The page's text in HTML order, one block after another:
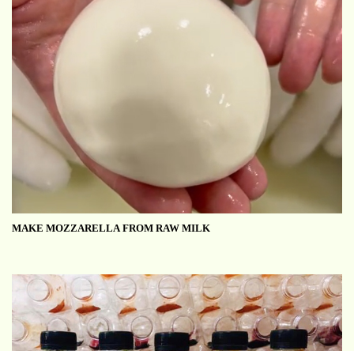
MAKE MOZZARELLA FROM RAW MILK